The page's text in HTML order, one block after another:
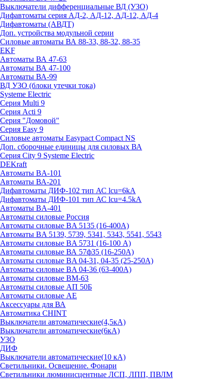
Выключатели дифференциальные ВД (УЗО)
Дифавтоматы серия АД-2, АД-12, АД-12, АД-4
Дифавтоматы (АВДТ)
Доп. устройства модульной серии
Силовые автоматы ВА 88-33, 88-32, 88-35
EKF
Автоматы ВА 47-63
Автоматы ВА 47-100
Автоматы ВА-99
ВД УЗО (блоки утечки тока)
Systeme Electric
Серия Multi 9
Серия Acti 9
Серия "Домовой"
Серия Easy 9
Силовые автоматы Easypact Compact NS
Доп. сборочные единицы для силовых ВА
Серия City 9 Systeme Electric
DEKraft
Автоматы BA-101
Автоматы ВА-201
Дифавтоматы ДИФ-102 тип АС lcu=6kA
Дифавтоматы ДИФ-101 тип АС lcu=4.5kA
Автоматы BA-401
Автоматы силовые Россия
Автоматы силовые BA 5135 (16-400А)
Автоматы BA 5139, 5739, 5341, 5343, 5541, 5543
Автоматы силовые BA 5731 (16-100 А)
Автоматы силовые ВА 57ф35 (16-250А)
Автоматы силовые BA 04-31, 04-35 (25-250А)
Автоматы силовые BA 04-36 (63-400А)
Автоматы силовые ВМ-63
Автоматы силовые АП 50Б
Автоматы силовые АЕ
Аксессуары для ВА
Автоматика CHINT
Выключатели автоматические(4,5кА)
Выключатели автоматические(6кА)
УЗО
ДИФ
Выключатели автоматические(10 кА)
Светильники. Освещение. Фонари
Светильники люминисцентные ЛСП, ЛПП, ПВЛМ